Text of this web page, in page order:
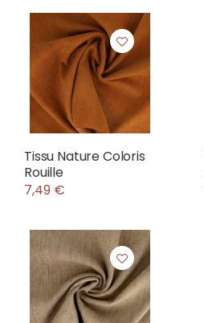
Tissu Nature Coloris
Rouille
7,49 €